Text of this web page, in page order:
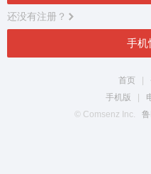
还没有注册？
手机
首页
手机版
© Comsenz Inc.